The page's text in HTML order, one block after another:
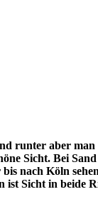
runter aber man
Sicht. Bei
nach Köln
ist Sicht in beide